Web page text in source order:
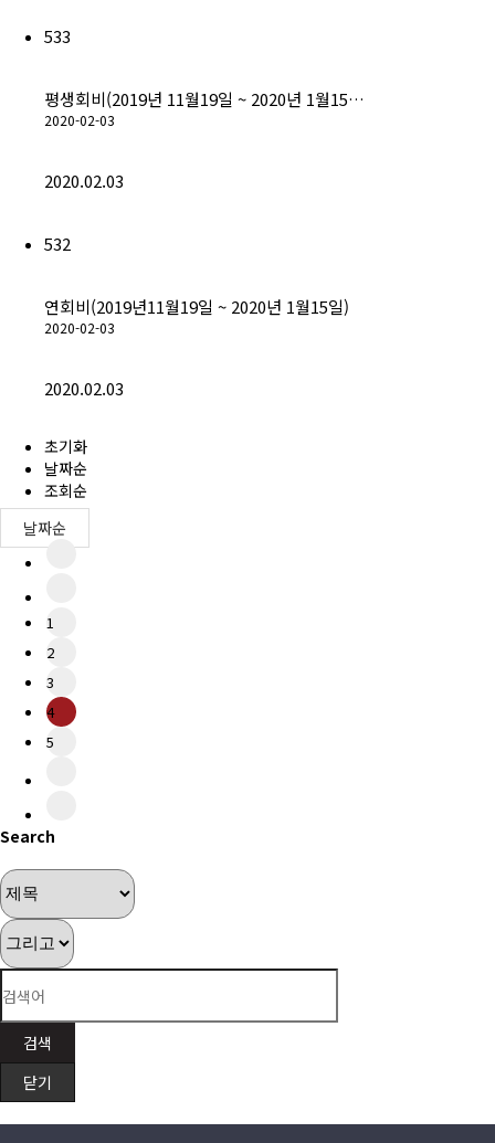
533
평생회비(2019년 11월19일 ~ 2020년 1월15…
2020-02-03
2020.02.03
532
연회비(2019년11월19일 ~ 2020년 1월15일)
2020-02-03
2020.02.03
초기화
날짜순
조회순
날짜순
1
2
3
4
5
Search
검색
닫기